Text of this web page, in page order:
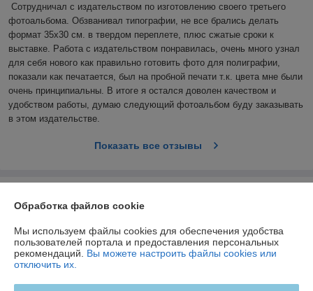
Сотрудничал с издательством по изготовлению своего третьего
фотоальбома. Обзванивал типографии, не все брались делать
формат 35х30 см. в твердом переплете, плюс сжатые сроки к
выставке. Работа с издательством понравилась, очень много узнал
для себя нового как правильно готовить фото для полиграфии,
показали как печатается, был на пробной печати т.к. цвета мне были
очень принципиальны. В итоге я остался доволен качеством и
удобством работы, думаю следующий фотоальбом буду заказывать
в этом издательстве.
Показать все отзывы
Контакты
Доставка и оплата
Обработка файлов cookie
Мы используем файлы cookies для обеспечения удобства
пользователей портала и предоставления персональных
рекомендаций. Вы можете настроить файлы cookies или
отключить их.